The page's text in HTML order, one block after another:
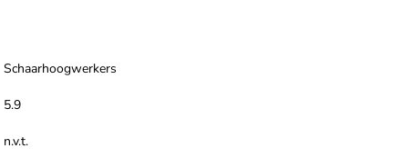
Schaarhoogwerkers
5.9
n.v.t.